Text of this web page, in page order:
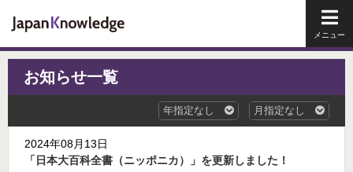
お知らせ一覧
2024年08月13日
「日本大百科全書（ニッポニカ）」を更新しました！